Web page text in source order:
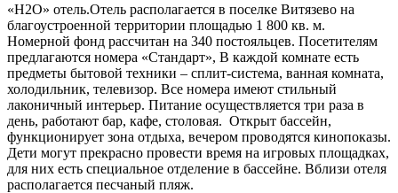
«H2O» отель.Отель располагается в поселке Витязево на
благоустроенной территории площадью 1 800 кв. м.
Номерной фонд рассчитан на 340 постояльцев. Посетителям
предлагаются номера «Стандарт», В каждой комнате есть
предметы бытовой техники – сплит-система, ванная комната,
холодильник, телевизор. Все номера имеют стильный
лаконичный интерьер. Питание осуществляется три раза в
день, работают бар, кафе, столовая. Открыт бассейн,
функционирует зона отдыха, вечером проводятся кинопоказы.
Дети могут прекрасно провести время на игровых площадках,
для них есть специальное отделение в бассейне. Вблизи отеля
располагается песчаный пляж.